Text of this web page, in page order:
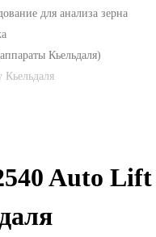
для анализа зерна
Кьельдаля)
Auto Lift